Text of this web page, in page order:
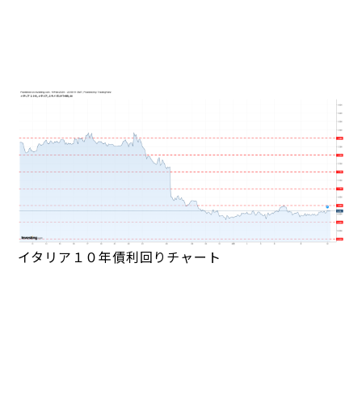
イタリア１０年債利回りチャート